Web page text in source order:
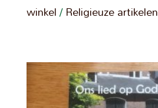
winkel/Religieuze artikelen